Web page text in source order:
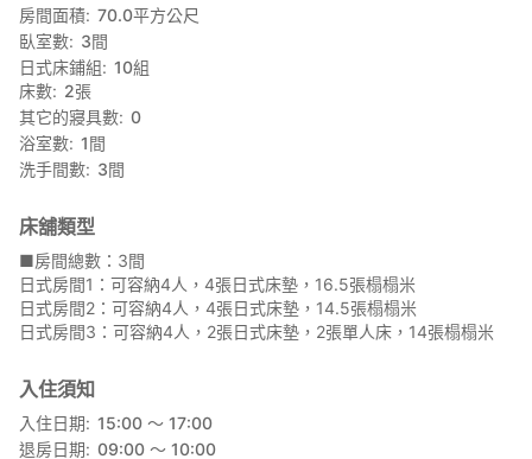
■水務設施
廚房、浴室和衛生間設施齊全
○關於體驗
■「Food for Life」烹飪體驗
這是一個為想要學習烹飪知識的小團體舉辦的「Food for Life」實
作訓練課程。
預約截止日期：入住前 7 天
■步道（當地步道）
跟隨導遊漫步人吉球磨，這裡被譽為「日本最肥沃的隱密村莊」。
這條步道路線讓您在充分享受大自然的同時，也能鍛鍊身體。
請穿著舒適的衣物和鞋子。
預約截止日期：入住前 7 天
■挖竹筍體驗 <季節：3 月至 4 月>
在沼沼村後山採摘茁壯成長的竹筍。旅館將提供手套和鏟子。請穿
房間面積 70.0平方公尺
臥室數
3間
日式床鋪組
10組
床數
2張
其它的寢具數 0
浴室數 1間
洗手間數
3間
床舖類型
■房間總數：3間
日式房間1：可容納4人，4張日式床墊，16.5張榻榻米
日式房間2：可容納4人，4張日式床墊，14.5張榻榻米
日式房間3：可容納4人，2張日式床墊，2張單人床，14張榻榻米
入住須知
入住日期
15:00 〜 17:00
退房日期
09:00 〜 10:00